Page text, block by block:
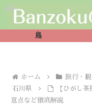
鳥
ホーム 旅行・
石川県
【ひがし
意点など徹底解説